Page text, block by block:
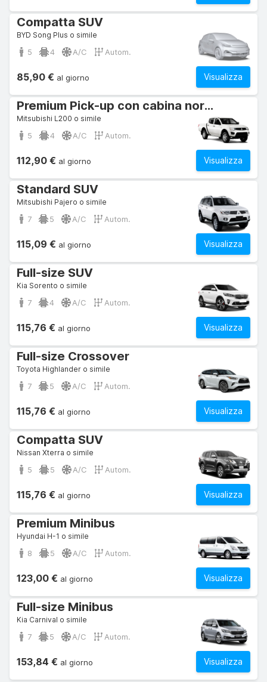
Compatta SUV
BYD Song Plus o simile
5 4 A/C Autom.
Visualizza
85,90 € al giorno
Premium Pick-up con cabina normale
Mitsubishi L200 o simile
5 4 A/C Autom.
Visualizza
112,90 € al giorno
Standard SUV
Mitsubishi Pajero o simile
7 5 A/C Autom.
Visualizza
115,09 € al giorno
Full-size SUV
Kia Sorento o simile
7 4 A/C Autom.
Visualizza
115,76 € al giorno
Full-size Crossover
Toyota Highlander o simile
7 5 A/C Autom.
Visualizza
115,76 € al giorno
Compatta SUV
Nissan Xterra o simile
5 5 A/C Autom.
Visualizza
115,76 € al giorno
Premium Minibus
Hyundai H-1 o simile
8 5 A/C Autom.
Visualizza
123,00 € al giorno
Full-size Minibus
Kia Carnival o simile
7 5 A/C Autom.
Visualizza
153,84 € al giorno